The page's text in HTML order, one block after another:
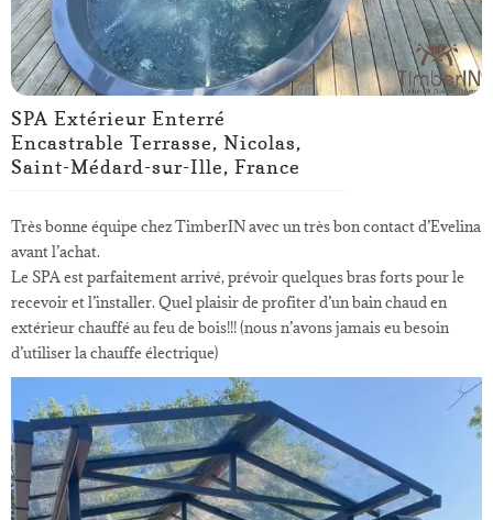
SPA Extérieur Enterré
Encastrable Terrasse, Nicolas,
Saint-Médard-sur-Ille, France
Très bonne équipe chez TimberIN avec un très bon contact d’Evelina
avant l’achat.
Le SPA est parfaitement arrivé, prévoir quelques bras forts pour le
recevoir et l’installer. Quel plaisir de profiter d’un bain chaud en
extérieur chauffé au feu de bois!!! (nous n’avons jamais eu besoin
d’utiliser la chauffe électrique)